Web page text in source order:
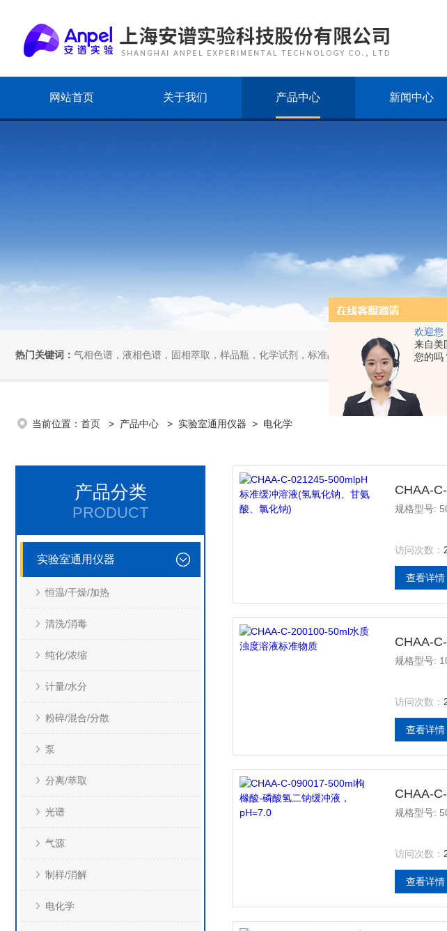
欢迎您
来自美
您的吗
网站首页 关于我们 产品中心 新闻中心
热门关键词： 气相色谱，液相色谱，固相萃取，样品瓶，化学试剂，标准品，小型仪器
当前位置： 首页 > 产品中心 > 实验室通用仪器 > 电化学
产品分类
PRODUCT
实验室通用仪器
恒温/干燥/加热
清洗/消毒
纯化/浓缩
计量/水分
粉碎/混合/分散
泵
分离/萃取
光谱
气源
制样/消解
电化学
CHAA-
规格型号:
访问次数：
查看详情
CHAA-
规格型号:
访问次数：
查看详情
CHAA-
规格型号:
访问次数：
查看详情